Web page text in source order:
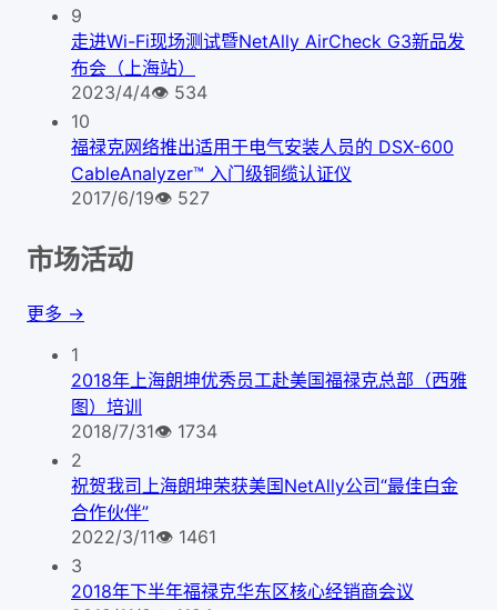
9
走进Wi-Fi现场测试暨NetAlly AirCheck G3新品发
布会（上海站）
2023/4/4👁 534
10
福禄克网络推出适用于电气安装人员的 DSX-600
CableAnalyzer™ 入门级铜缆认证仪
2017/6/19👁 527
市场活动
更多 →
1
2018年上海朗坤优秀员工赴美国福禄克总部（西雅
图）培训
2018/7/31👁 1734
2
祝贺我司上海朗坤荣获美国NetAlly公司“最佳白金
合作伙伴”
2022/3/11👁 1461
3
2018年下半年福禄克华东区核心经销商会议